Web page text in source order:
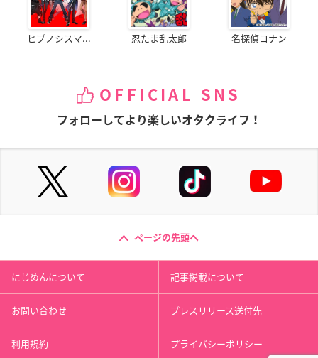
ヒプノシスマ... 忍たま乱太郎 名探偵コナン
OFFICIAL SNS
フォローしてより楽しいオタクライフ！
ページの先頭へ
にじめんについて 記事掲載について
お問い合わせ プレスリリース送付先
利用規約 プライバシーポリシー